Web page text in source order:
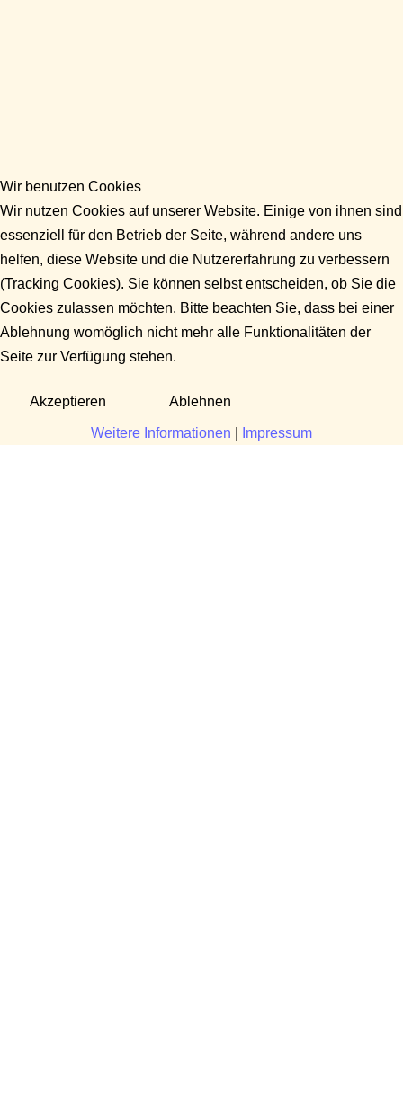
Wir benutzen Cookies
Wir nutzen Cookies auf unserer Website. Einige von ihnen sind
essenziell für den Betrieb der Seite, während andere uns
helfen, diese Website und die Nutzererfahrung zu verbessern
(Tracking Cookies). Sie können selbst entscheiden, ob Sie die
Cookies zulassen möchten. Bitte beachten Sie, dass bei einer
Ablehnung womöglich nicht mehr alle Funktionalitäten der
Seite zur Verfügung stehen.
Akzeptieren Ablehnen
Weitere Informationen Impressum